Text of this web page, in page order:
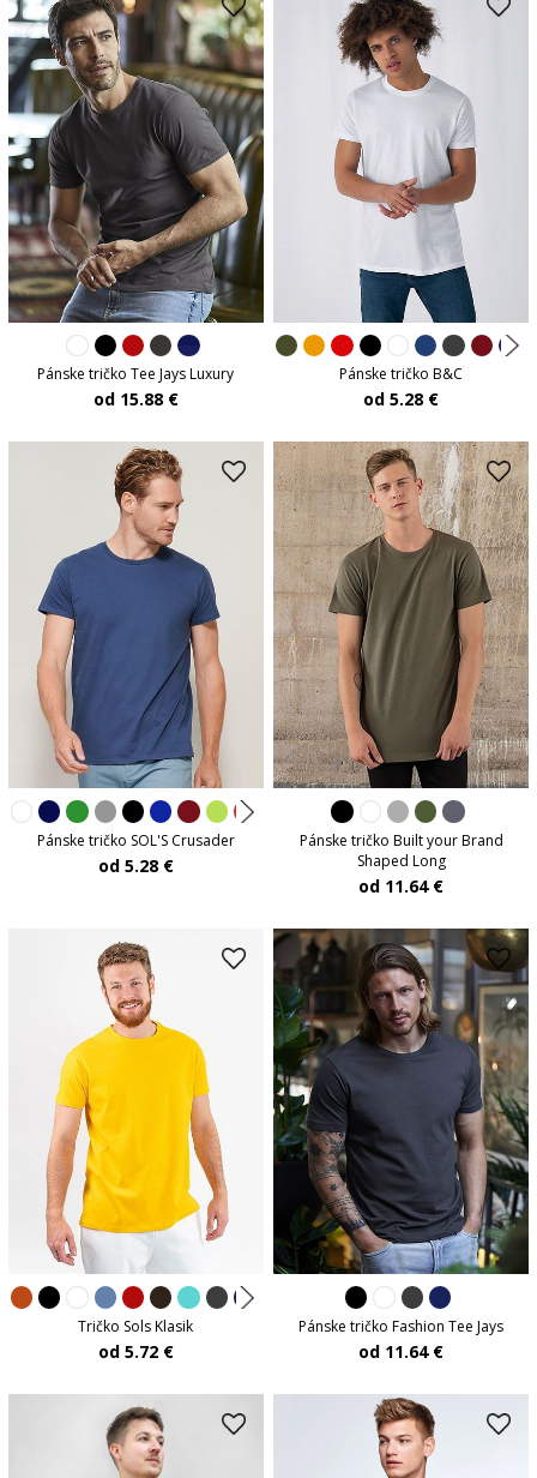
Pánske tričko Tee Jays Luxury
od 15.88 €
Pánske tričko B&C
od 5.28 €
Pánske tričko SOL'S Crusader
od 5.28 €
Pánske tričko Built your Brand
Shaped Long
od 11.64 €
Tričko Sols Klasik
od 5.72 €
Pánske tričko Fashion Tee Jays
od 11.64 €